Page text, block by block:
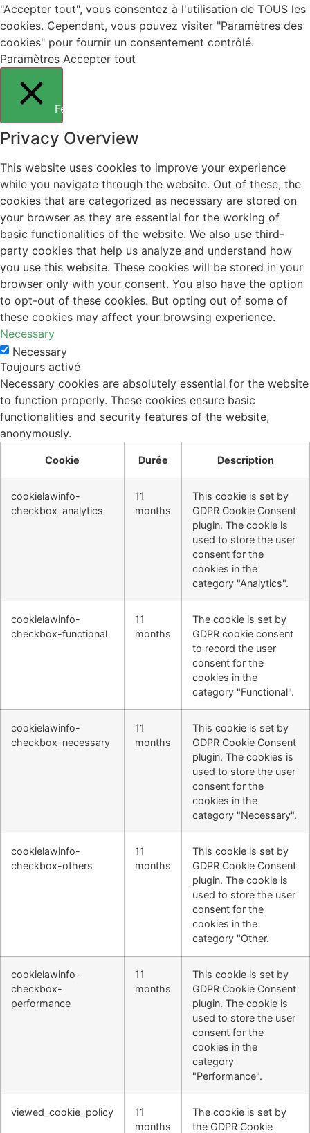
"Accepter tout", vous consentez à l'utilisation de TOUS les
cookies. Cependant, vous pouvez visiter "Paramètres des
cookies" pour fournir un consentement contrôlé.
Paramètres Accepter tout
Fermer
Privacy Overview
This website uses cookies to improve your experience
while you navigate through the website. Out of these, the
cookies that are categorized as necessary are stored on
your browser as they are essential for the working of
basic functionalities of the website. We also use third-
party cookies that help us analyze and understand how
you use this website. These cookies will be stored in your
browser only with your consent. You also have the option
to opt-out of these cookies. But opting out of some of
these cookies may affect your browsing experience.
Necessary
Necessary
Toujours activé
Necessary cookies are absolutely essential for the website
to function properly. These cookies ensure basic
functionalities and security features of the website,
anonymously.
Cookie Durée Description
cookielawinfo-
checkbox-analytics
11
months
This cookie is set by
GDPR Cookie Consent
plugin. The cookie is
used to store the user
consent for the
cookies in the
category "Analytics".
cookielawinfo-
checkbox-functional
11
months
The cookie is set by
GDPR cookie consent
to record the user
consent for the
cookies in the
category "Functional".
cookielawinfo-
checkbox-necessary
11
months
This cookie is set by
GDPR Cookie Consent
plugin. The cookies is
used to store the user
consent for the
cookies in the
category "Necessary".
cookielawinfo-
checkbox-others
11
months
This cookie is set by
GDPR Cookie Consent
plugin. The cookie is
used to store the user
consent for the
cookies in the
category "Other.
cookielawinfo-
checkbox-
performance
11
months
This cookie is set by
GDPR Cookie Consent
plugin. The cookie is
used to store the user
consent for the
cookies in the
category
"Performance".
viewed_cookie_policy
11
months
The cookie is set by
the GDPR Cookie